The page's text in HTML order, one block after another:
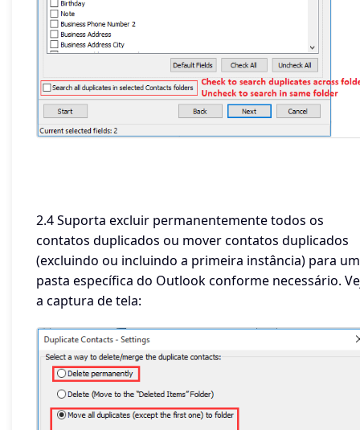
2.4 Suporta excluir permanentemente todos os
contatos duplicados ou mover contatos duplicados
(excluindo ou incluindo a primeira instância) para
pasta específica do Outlook conforme necessário.
a captura de tela: